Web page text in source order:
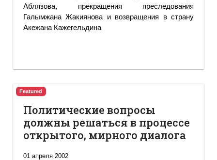
Аблязова, прекращения преследования
Галымжана Жакиянова и возвращения в страну
Акежана Кажегельдина
Featured
Политические вопросы
должны решаться в процессе
открытого, мирного диалога
01 апреля 2002